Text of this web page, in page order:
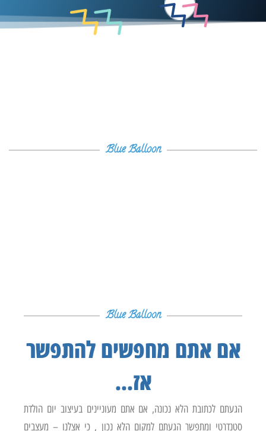
Blue Balloon
Blue Balloon
אם אתם מחפשים להתפשר
אז...
הגעתם לכתובת הלא נכונה, אם אתם מעוניינים בעיצוב יום הולדת
סטנדרטי ומתפשר הגעתם למקום הלא נכון , כי אצלנו – מעצבים